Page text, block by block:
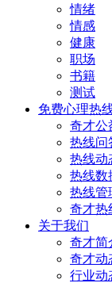
情绪
情感
健康
职场
书籍
测试
免费心理热
奇才公
热线问
热线动
热线数
热线管
奇才热
关于我们
奇才简
奇才动
行业动